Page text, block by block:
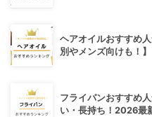
ヘアオイルおすすめ
別やメンズ向けも！】
フライパンおすすめ
い・長持ち！2026最